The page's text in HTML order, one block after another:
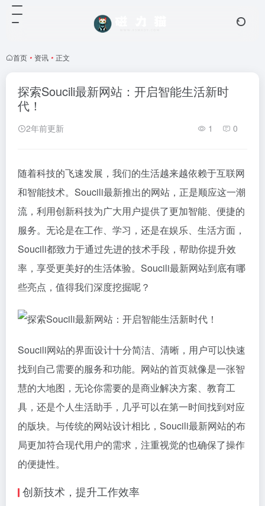
首页 • 资讯 • 正文
探索Soucili最新网站：开启智能生活新时
代！
2年前更新 1 0
随着科技的飞速发展，我们的生活越来越依赖于互联网
和智能技术。Soucili最新推出的网站，正是顺应这一潮
流，利用创新科技为广大用户提供了更加智能、便捷的
服务。无论是在工作、学习，还是在娱乐、生活方面，
Soucili都致力于通过先进的技术手段，帮助你提升效
率，享受更美好的生活体验。Soucili最新网站到底有哪
些亮点，值得我们深度挖掘呢？
Soucili网站的界面设计十分简洁、清晰，用户可以快速
找到自己需要的服务和功能。网站的首页就像是一张智
慧的大地图，无论你需要的是商业解决方案、教育工
具，还是个人生活助手，几乎可以在第一时间找到对应
的版块。与传统的网站设计相比，Soucili最新网站的布
局更加符合现代用户的需求，注重视觉的也确保了操作
的便捷性。
创新技术，提升工作效率